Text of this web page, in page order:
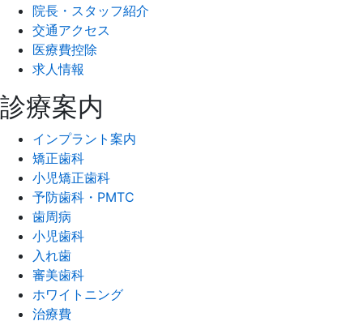
院長・スタッフ紹介
交通アクセス
医療費控除
求人情報
診療案内
インプラント案内
矯正歯科
小児矯正歯科
予防歯科・PMTC
歯周病
小児歯科
入れ歯
審美歯科
ホワイトニング
治療費